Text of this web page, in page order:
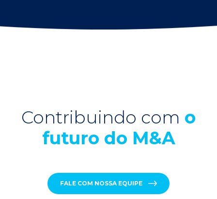
Contribuindo com o
futuro do M&A
FALE COM NOSSA EQUIPE